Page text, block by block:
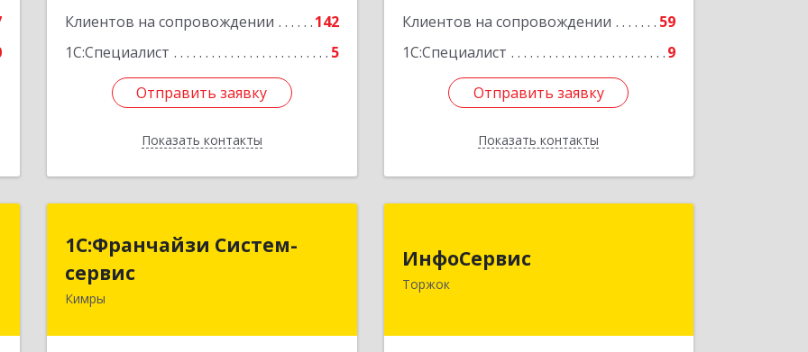
Клиентов на сопровождении
142
1С:Специалист
5
Отправить заявку
Показать контакты
Отправить заявку
Назад
Клиентов на сопровождении
59
1С:Специалист
9
Отправить заявку
Показать контакты
Отправить заявку
Назад
1С:Франчайзи Систем-
сервис
Кимры
1С:Франчайзи Систем-
сервис
171506, Тверская обл, Кимры г, Карла
ИнфоСервис
Торжок
172002, Тверская обл, Торжок г,
Подробнее